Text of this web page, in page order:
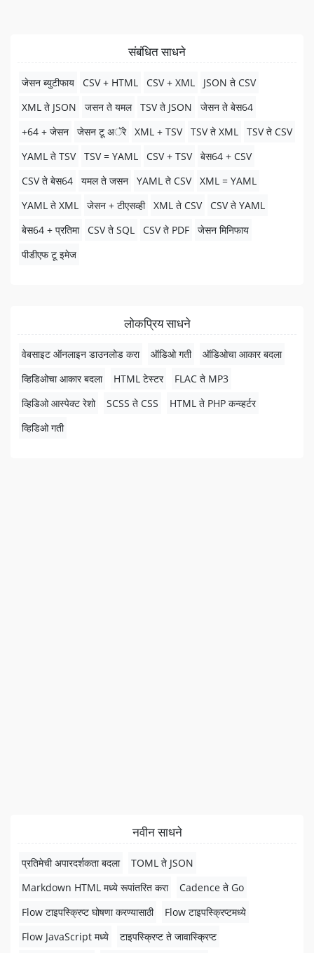
संबंधित साधने
जेसन ब्युटीफाय CSV + HTML CSV + XML
JSON ते CSV
XML ते JSON
जसन ते यमल TSV ते JSON
जेसन ते बेस64
+64 + जेसन
जेसन टू अॅरे XML + TSV TSV ते XML
TSV ते CSV
YAML ते TSV
TSV = YAML CSV + TSV
बेस64 + CSV
CSV ते बेस64
यमल ते जसन YAML ते CSV
XML = YAML
YAML ते XML
जेसन + टीएसव्ही XML ते CSV
CSV ते YAML
बेस64 + प्रतिमा
CSV ते SQL CSV ते PDF
जेसन मिनिफाय
पीडीएफ टू इमेज
लोकप्रिय साधने
वेबसाइट ऑनलाइन डाउनलोड करा ऑडिओ गती
ऑडिओचा आकार बदला
व्हिडिओचा आकार बदला
HTML टेस्टर
FLAC ते MP3
व्हिडिओ आस्पेक्ट रेशो
SCSS ते CSS
HTML ते PHP कन्व्हर्टर
व्हिडिओ गती
नवीन साधने
प्रतिमेची अपारदर्शकता बदला
TOML ते JSON
Markdown HTML मध्ये रूपांतरित करा
Cadence ते Go
Flow टाइपस्क्रिप्ट घोषणा करण्यासाठी
Flow टाइपस्क्रिप्टमध्ये
Flow JavaScript मध्ये
टाइपस्क्रिप्ट ते जावास्क्रिप्ट